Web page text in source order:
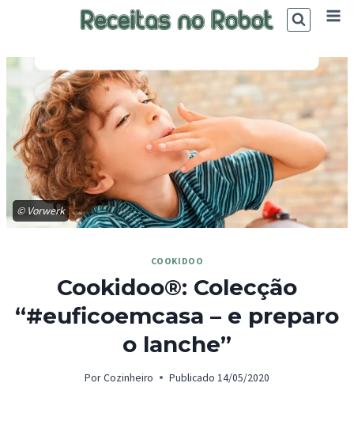
© Vorwerk
COOKIDOO
Cookidoo®: Colecção
“#euficoemcasa – e preparo
o lanche”
Por Cozinheiro Publicado 14/05/2020